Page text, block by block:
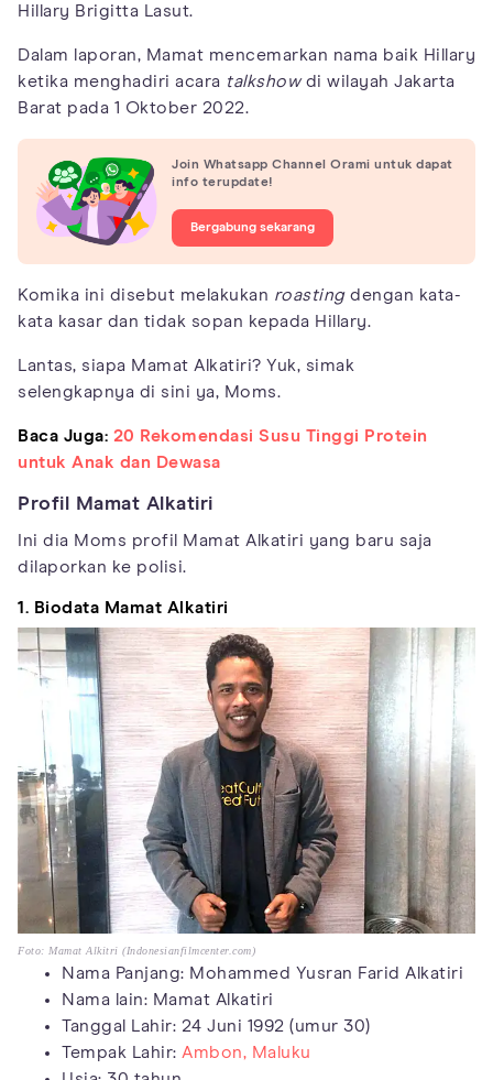
Hillary Brigitta Lasut.
Dalam laporan, Mamat mencemarkan nama baik Hillary
ketika menghadiri acara talkshowdi wilayah Jakarta
Barat pada 1 Oktober 2022.
Join Whatsapp Channel Orami untuk dapat
info terupdate!
Bergabung sekarang
Komika ini disebut melakukan roastingdengan kata-
kata kasar dan tidak sopan kepada Hillary.
Lantas, siapa Mamat Alkatiri? Yuk, simak
selengkapnya di sini ya, Moms.
Baca Juga: 20 Rekomendasi Susu Tinggi Protein
untuk Anak dan Dewasa
Profil Mamat Alkatiri
Ini dia Moms profil Mamat Alkatiri yang baru saja
dilaporkan ke polisi.
1. Biodata Mamat Alkatiri
Foto: Mamat Alkitri (Indonesianfilmcenter.com)
Nama Panjang: Mohammed Yusran Farid Alkatiri
Nama lain: Mamat Alkatiri
Tanggal Lahir: 24 Juni 1992 (umur 30)
Tempak Lahir: Ambon, Maluku